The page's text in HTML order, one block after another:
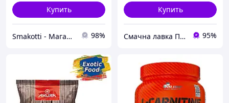
Купить
Smakotti - Магазин кондитерских ингредиентов 98%
Купить
Смачна лавка Продукти харчування та товари для дітей. 95%